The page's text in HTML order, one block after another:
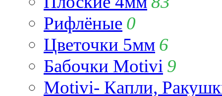
Рифлёные 0
Цветочки 5мм 6
Бабочки Motivi 9
Motivi- Капли,